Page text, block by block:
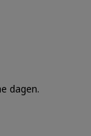
dagen.